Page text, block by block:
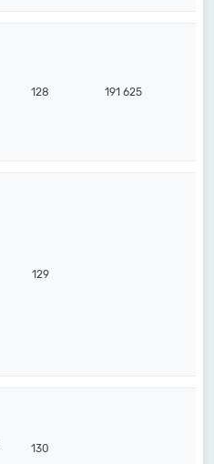
128 191 625
129
130